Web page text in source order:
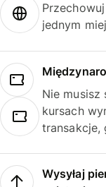
jednym
Nie musisz
kursach
transakcje,
Wysyłaj